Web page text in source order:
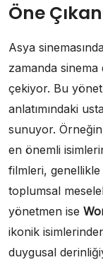
Öne
Asya
zamanda sinema
çekiyor. Bu
anlatımındaki
sunuyor.
en önemli
filmleri, genellikle
toplumsal
yönetmen ise
ikonik
duygusal